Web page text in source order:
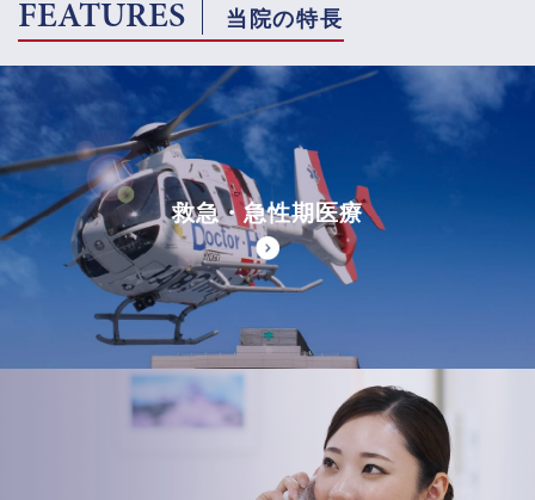
FEATURES 当院の特長
救急・急性期医療